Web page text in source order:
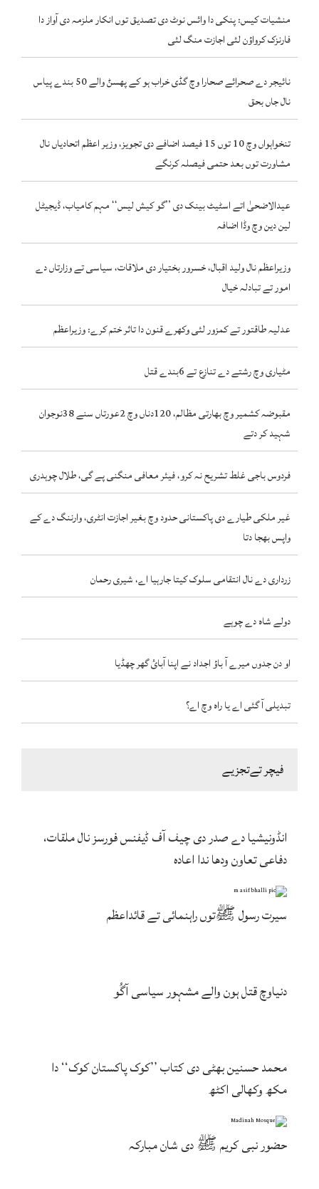
منشیات کیس: پنکی دا وائس نوٹ دی تصدیق توں انکار ملزمہ دی آواز دا
فارنزک کرواؤن لئی اجازت منگ لئی
نائیجر دے صحرائے صحارا وچ گڈی خراب ہو کے پھسݨ والے 50 بندے پیاس
نال جاں بحق
تنخواہواں وچ 10 توں 15 فیصد اضافے دی تجویز، وزیر اعظم اتحادیاں نال
مشاورت توں بعد حتمی فیصلہ کرنگے
عیدالاضحیٰ اتے اسٹیٹ بینک دی ’’گو کیش لیس‘‘ مہم کامیاب، ڈیجیٹل
لین دین وچ وڈا اضافہ
وزیراعظم نال ولید اقبال، خسرور بختیار دی ملاقات، سیاسی تے وزارتاں دے
امور تے تبادلہ خیال
عدلیہ طاقتور تے کمزور لئی وکھرے قنون دا تاثر ختم کرے: وزیراعظم
مٹیاری وچ رشتے دے تنازع تے 6بندے قتل
مقبوضہ کشمیر وچ بھارتی مظالم، 120دناں وچ 2عورتاں سنے 38نوجوان
شہید کر دتے
فردوس باجی غلط تشریح نہ کرو، فیئر معافی منگنی پے گی، طلال چوہدری
غیر ملکی طیارے دی پاکستانی حدود وچ بغیر اجازت انٹری، وارننگ دے کے
واپس بھجا دتا
زرداری دے نال انتقامی سلوک کیتا جارہیا اے، شیری رحمان
دولے شاہ دے چوہے
او دن جدوں میرے آ باؤ اجداد نے اپنا آبائ گھر چھڈیا
تبدیلی آ گئی اے یا راہ وچ اے؟
فیچر تےتجزیے
انڈونیشیا دے صدر دی چیف آف ڈیفنس فورسز نال ملقات،
دفاعی تعاون ودھا ندا اعادہ
سیرت رسول ﷺتوں راہنمائی تے قائداعظم
دنیاوچ قتل ہون والے مشہور سیاسی آگُو
محمد حسنین بھٹی دی کتاب ’’کوک پاکستان کوک‘‘ دا
مکھ وکھالی اکٹھ
حضور نبی کریم ﷺ دی شان مبارکہ